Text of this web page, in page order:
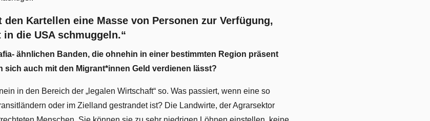
Kartellen eine Masse von Personen zur Verfügung,
die USA schmuggeln.“
ähnlichen Banden, die ohnehin in einer bestimmten Region präsent
sich auch mit den Migrant*innen Geld verdienen lässt?
in den Bereich der „legalen Wirtschaft“ so. Was passiert, wenn eine so
oder im Zielland gestrandet ist? Die Landwirte, der Agrarsektor